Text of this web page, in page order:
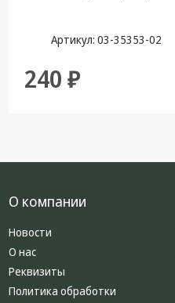
Артикул: 03-35353-02
240 ₽
О компании
Новости
О нас
Реквизиты
Политика обработки